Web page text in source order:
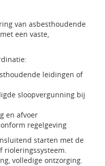
van asbesthoudende
een vaste,
leidingen of
sloopvergunning bij
en afvoer
regelgeving
starten met de
rioleringssysteem.
volledige ontzorging.